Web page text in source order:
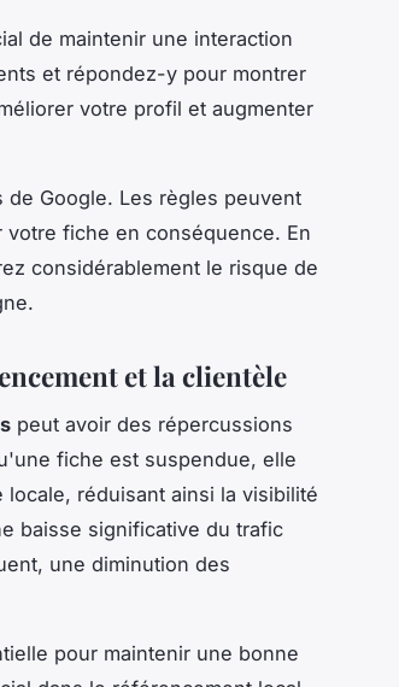
de maintenir une interaction
et répondez-y pour montrer
votre profil et augmenter
Google. Les règles peuvent
fiche en conséquence. En
considérablement le risque de
et la clientèle
peut avoir des répercussions
fiche est suspendue, elle
réduisant ainsi la visibilité
baisse significative du trafic
une diminution des
pour maintenir une bonne